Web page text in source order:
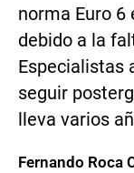
norma Euro
debido a la
Especialistas
seguir
lleva varios
Fernando Roca